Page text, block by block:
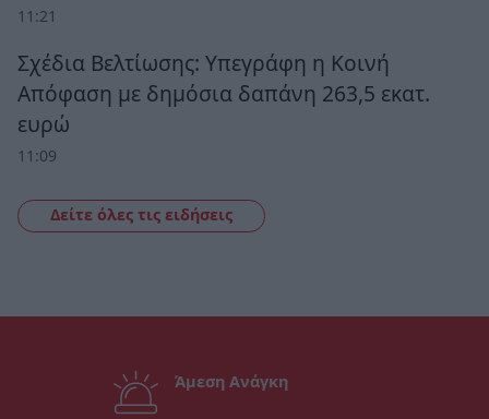
11:21
Σχέδια Βελτίωσης: Υπεγράφη η Κοινή
Απόφαση με δημόσια δαπάνη 263,5 εκατ.
ευρώ
11:09
Δείτε όλες τις ειδήσεις
Άμεση Ανάγκη